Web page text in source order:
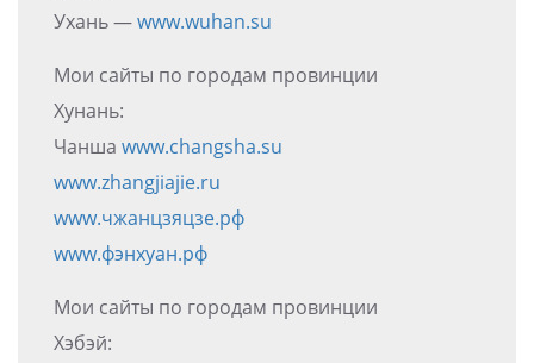
Ухань —www.wuhan.su
Мои сайты по городам провинции
Хунань:
Чанша www.changsha.su
www.zhangjiajie.ru
www.чжанцзяцзе.рф
www.фэнхуан.рф
Мои сайты по городам провинции
Хэбэй: